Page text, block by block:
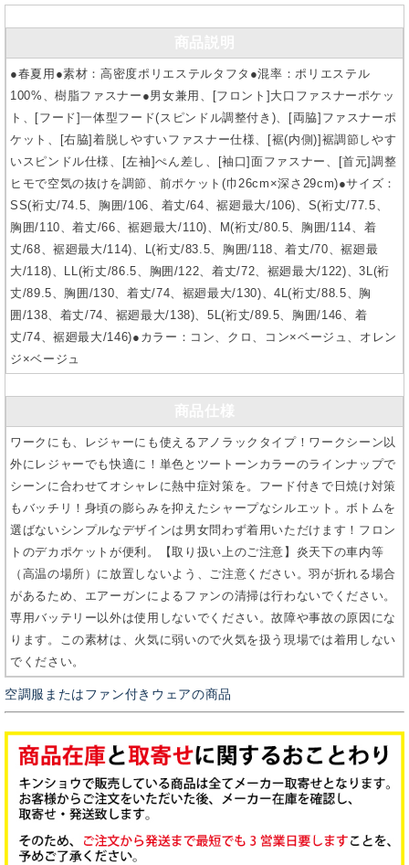
●春夏用●素材：高密度ポリエステルタフタ●混率：ポリエステル
100%、樹脂ファスナー●男女兼用、[フロント]大口ファスナーポケッ
ト、[フード]一体型フード(スピンドル調整付き)、[両脇]ファスナーポ
ケット、[右脇]着脱しやすいファスナー仕様、[裾(内側)]裾調節しやす
いスピンドル仕様、[左袖]ぺん差し、[袖口]面ファスナー、[首元]調整
ヒモで空気の抜けを調節、前ポケット(巾26cm×深さ29cm)●サイズ：
SS(裄丈/74.5、胸囲/106、着丈/64、裾廻最大/106)、S(裄丈/77.5、
胸囲/110、着丈/66、裾廻最大/110)、M(裄丈/80.5、胸囲/114、着
丈/68、裾廻最大/114)、L(裄丈/83.5、胸囲/118、着丈/70、裾廻最
大/118)、LL(裄丈/86.5、胸囲/122、着丈/72、裾廻最大/122)、3L(裄
丈/89.5、胸囲/130、着丈/74、裾廻最大/130)、4L(裄丈/88.5、胸
囲/138、着丈/74、裾廻最大/138)、5L(裄丈/89.5、胸囲/146、着
丈/74、裾廻最大/146)●カラー：コン、クロ、コン×ベージュ、オレン
ジ×ベージュ
ワークにも、レジャーにも使えるアノラックタイプ！ワークシーン以
外にレジャーでも快適に！単色とツートーンカラーのラインナップで
シーンに合わせてオシャレに熱中症対策を。フード付きで日焼け対策
もバッチリ！身頃の膨らみを抑えたシャープなシルエット。ボトムを
選ばないシンプルなデザインは男女問わず着用いただけます！フロン
トのデカポケットが便利。【取り扱い上のご注意】炎天下の車内等
（高温の場所）に放置しないよう、ご注意ください。羽が折れる場合
があるため、エアーガンによるファンの清掃は行わないでください。
専用バッテリー以外は使用しないでください。故障や事故の原因にな
ります。この素材は、火気に弱いので火気を扱う現場では着用しない
でください。
空調服またはファン付きウェアの商品